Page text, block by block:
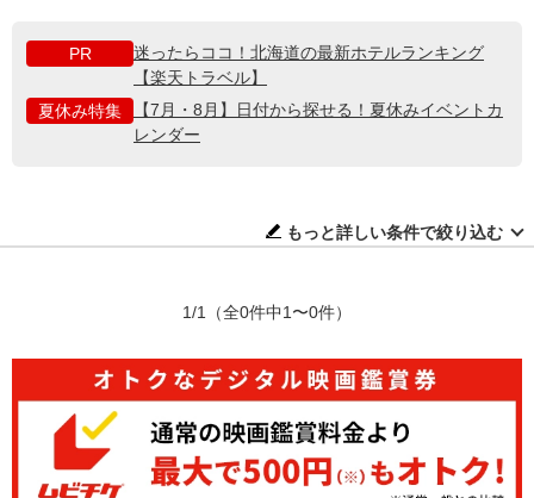
PR
迷ったらココ！北海道の最新ホテルランキング
【楽天トラベル】
夏休み特集
【7月・8月】日付から探せる！夏休みイベントカ
レンダー
もっと詳しい条件で絞り込む
1/1 （全0件中1〜0件）